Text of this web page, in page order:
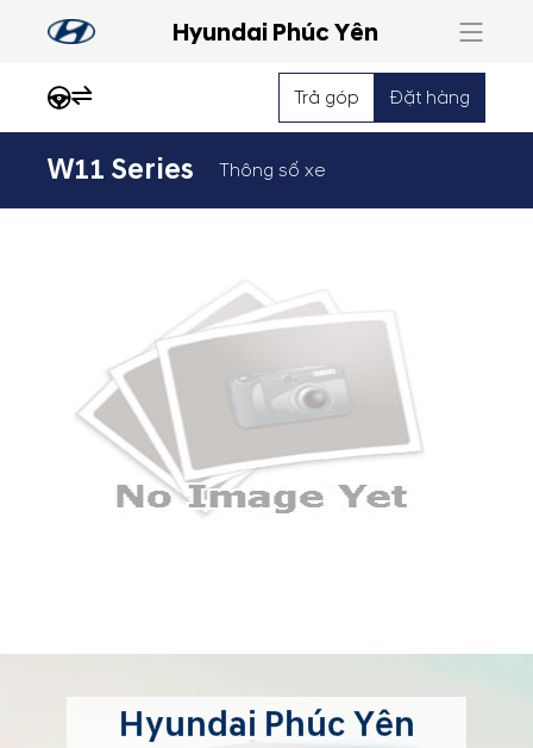
Hyundai Phúc Yên
Trả góp Đặt hàng
W11 Series Thông số xe
Hyundai Phúc Yên